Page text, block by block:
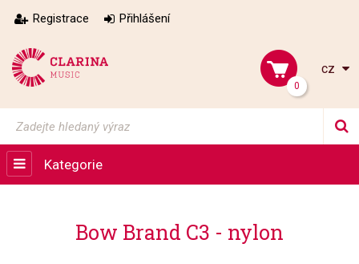
Registrace Přihlášení
0
cz
Kategorie
Bow Brand C3 - nylon